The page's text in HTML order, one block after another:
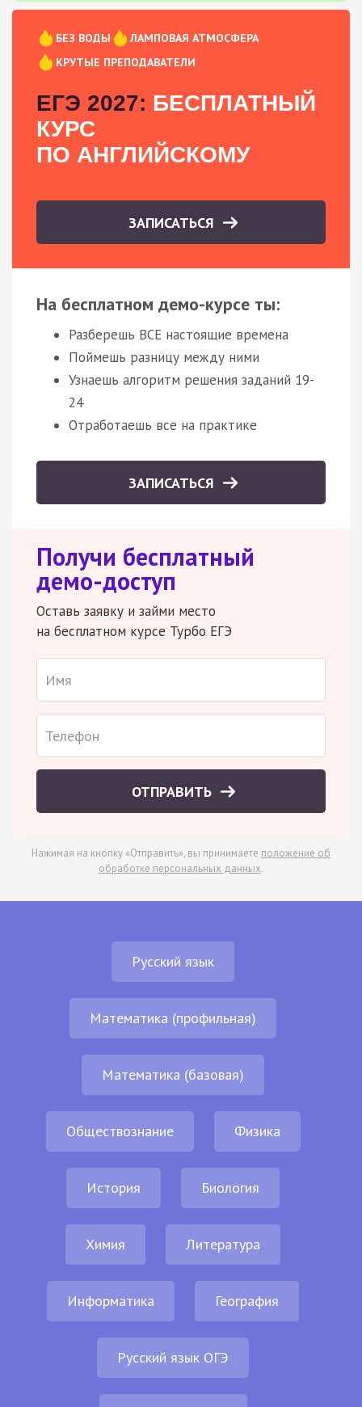
БЕЗ ВОДЫ
ЛАМПОВАЯ АТМОСФЕРА
КРУТЫЕ ПРЕПОДАВАТЕЛИ
ЕГЭ 2027: БЕСПЛАТНЫЙ
КУРС
ПО АНГЛИЙСКОМУ
ЗАПИСАТЬСЯ
На бесплатном демо-курсе ты:
Разберешь ВСЕ настоящие времена
Поймешь разницу между ними
Узнаешь алгоритм решения заданий 19-
24
Отработаешь все на практике
ЗАПИСАТЬСЯ
Получи бесплатный
демо-доступ
Оставь заявку и займи место
на бесплатном курсе Турбо ЕГЭ
ОТПРАВИТЬ
Нажимая на кнопку «Отправить», вы принимаете положение об
обработке персональных данных.
Русский язык
Математика (профильная)
Математика (базовая)
Обществознание Физика
История Биология
Химия Литература
Информатика География
Русский язык ОГЭ